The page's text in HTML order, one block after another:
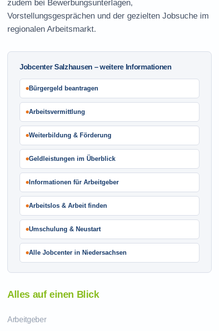
zudem bei Bewerbungsunterlagen,
Vorstellungsgesprächen und der gezielten Jobsuche im
regionalen Arbeitsmarkt.
Jobcenter Salzhausen – weitere Informationen
Bürgergeld beantragen
Arbeitsvermittlung
Weiterbildung & Förderung
Geldleistungen im Überblick
Informationen für Arbeitgeber
Arbeitslos & Arbeit finden
Umschulung & Neustart
Alle Jobcenter in Niedersachsen
Alles auf einen Blick
Arbeitgeber